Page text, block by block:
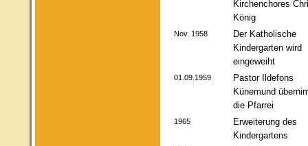
Kirchenchores
König
Nov. 1958
Der Katholische
Kindergarten wird
eingeweiht
01.09.1959
Pastor Ildefons
Künemund
die Pfarrei
1965
Erweiterung des
Kindergartens